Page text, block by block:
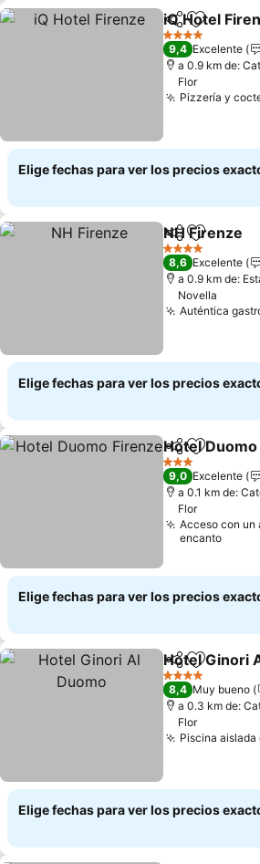
Compartir
Agregar
iQ Hotel
4 Estrellas
9,4 Excelente
a 0.9 km de:
Flor
Pizzería y
Elige fechas para ver los precios
Compartir
Agregar
NH Firenze
4 Estrellas
8,6 Excelente
a 0.9 km de:
Novella
Auténtica
Elige fechas para ver los precios
Compartir
Agregar
Hotel
3 Estrellas
9,0 Excelente
a 0.1 km de:
Flor
Acceso con un
encanto
Elige fechas para ver los precios
Compartir
Agregar
Hotel Ginori
4 Estrellas
8,4 Muy bueno
a 0.3 km de:
Flor
Piscina aislada
Elige fechas para ver los precios